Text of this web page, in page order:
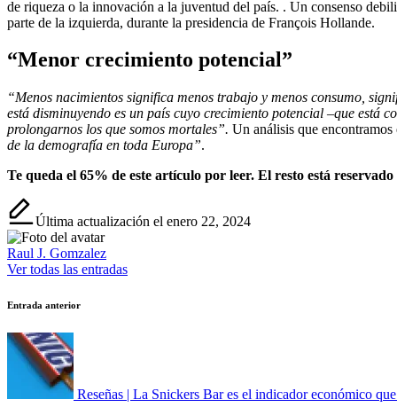
de riqueza o la innovación a la juventud del país. . Un consenso
parte de la izquierda, durante la presidencia de François Hollande.
“Menor crecimiento potencial”
“Menos nacimientos significa menos trabajo y menos consumo,
está disminuyendo es un país cuyo crecimiento potencial –que está
prolongarnos los que somos mortales”. Un análisis que
de la demografía en toda Europa”.
Te queda el 65% de este artículo por leer. El resto está
Última actualización el enero 22, 2024
Raul J. Gomzalez
Ver todas las entradas
Navegación
de
entradas
Entrada anterior
Reseñas | La Snickers Bar es el indicador económico